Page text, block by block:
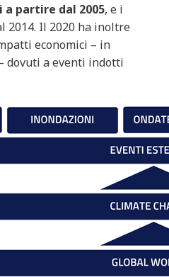
partire dal 2005, e i
2014. Il 2020 ha inoltre
economici – in
dovuti a eventi indotti